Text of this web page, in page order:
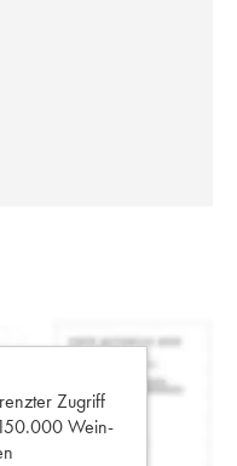
Zugriff
Wein-